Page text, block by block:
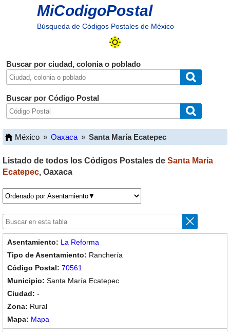
MiCodigoPostal
Búsqueda de Códigos Postales de México
Buscar por ciudad, colonia o poblado
Buscar por Código Postal
México » Oaxaca » Santa María Ecatepec
Listado de todos los Códigos Postales de Santa María
Ecatepec, Oaxaca
La Reforma
Ranchería
70561
Santa María Ecatepec
-
Rural
Mapa